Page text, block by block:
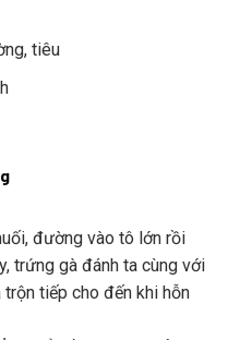
tiêu
đường vào tô lớn rồi
trứng gà đánh ta cùng với
tiếp cho đến khi hỗn